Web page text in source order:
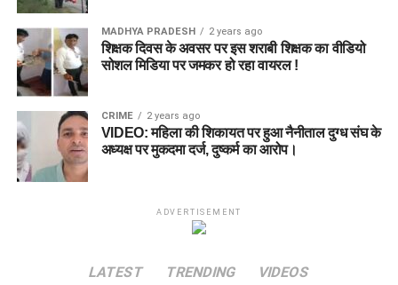
MADHYA PRADESH 2 years ago
शिक्षक दिवस के अवसर पर इस शराबी शिक्षक का वीडियो
सोशल मिडिया पर जमकर हो रहा वायरल !
CRIME 2 years ago
VIDEO: महिला की शिकायत पर हुआ नैनीताल दुग्ध संघ के
अध्यक्ष पर मुकदमा दर्ज, दुष्कर्म का आरोप।
ADVERTISEMENT
LATEST TRENDING VIDEOS